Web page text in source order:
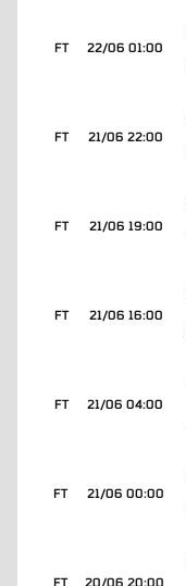
22/06 01:00
FT
21/06 22:00
FT
21/06 19:00
FT
21/06 16:00
FT
21/06 04:00
FT
21/06 00:00
FT
20/06 20:00
FT